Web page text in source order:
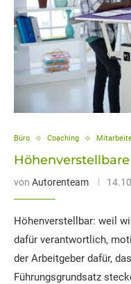
Büro Coaching
von Autorenteam
Höhenverstellbar: weil
dafür verantwortlich,
der Arbeitgeber dafür,
Führungsgrundsatz